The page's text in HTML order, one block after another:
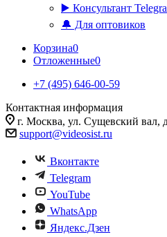
▶️ Консультант
🔔 Для оптовиков
Корзина0
Отложенные0
+7 (495) 646-00-59
Контактная информация
г. Москва, ул. Сущевский вал,
support@videosist.ru
Вконтакте
Telegram
YouTube
WhatsApp
Яндекс.Дзен